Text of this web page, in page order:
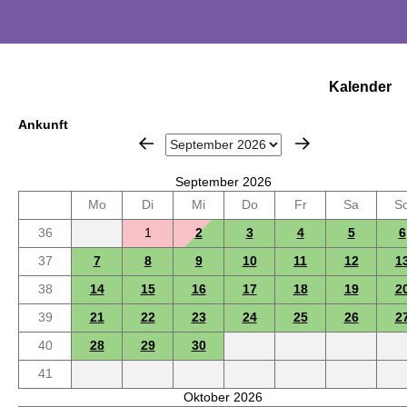
Kalender
Ankunft
September 2026
Mo
Di Mi Do Fr Sa
36
1 2 3 4 5
6
37
7 8 9 10 11 12
38
14 15 16 17 18 19
39
21 22 23 24 25 26
40
28 29
30
41
Oktober 2026